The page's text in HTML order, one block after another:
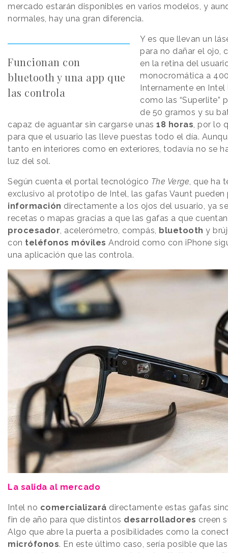
mercado estarán disponibles en varios modelos, y
normales, hay una gran diferencia.
Funcionan con
bluetooth y una app que
las controla
Y es que llevan un
para no dañar el ojo,
en la retina del
monocromática a
Internamente en
como las “Superlite”
de 50 gramos y su
capaz de aguantar sin cargarse unas 18 horas, por lo
para que el usuario las lleve puestas todo el día.
tanto en interiores como en exteriores, todavía no se
luz del sol.
Según cuenta el portal tecnológico The Verge, que ha
exclusivo al prototipo de Intel, las gafas Vaunt
información directamente a los ojos del usuario, ya
recetas o mapas gracias a que las gafas a que
procesador, acelerómetro, compás, bluetooth y
con teléfonos móviles Android como con iPhone
una aplicación que las controla.
La salida al mercado
Intel no comercializará directamente estas gafas
fin de año para que distintos desarrolladores creen
Algo que abre la puerta a posibilidades como la
micrófonos. En este último caso, sería posible que